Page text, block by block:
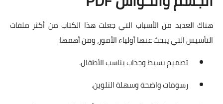
هناك العديد من الأسباب التي جعلت هذا الكتاب من أكثر ملفات
التأسيس التي يبحث عنها أولياء الأمور، ومن أهمها:
تصميم بسيط وجذاب يناسب الأطفال.
رسومات واضحة وسهلة التلوين.